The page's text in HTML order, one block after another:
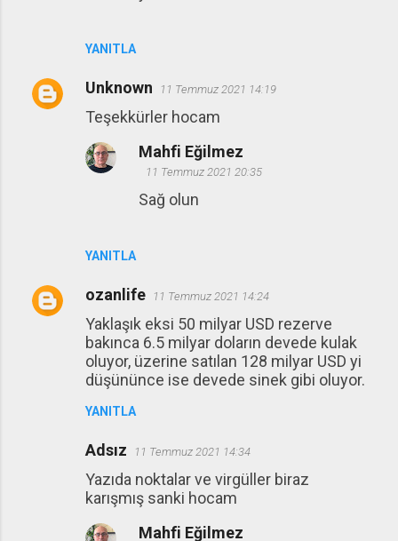
YANITLA
Unknown 11 Temmuz 2021 14:19
Teşekkürler hocam
YANITLA
Mahfi Eğilmez
11 Temmuz 2021 20:35
Sağ olun
ozanlife 11 Temmuz 2021 14:24
Yaklaşık eksi 50 milyar USD rezerve
bakınca 6.5 milyar doların devede kulak
oluyor, üzerine satılan 128 milyar USD yi
düşününce ise devede sinek gibi oluyor.
YANITLA
Adsız 11 Temmuz 2021 14:34
Yazıda noktalar ve virgüller biraz
karışmış sanki hocam
Mahfi Eğilmez